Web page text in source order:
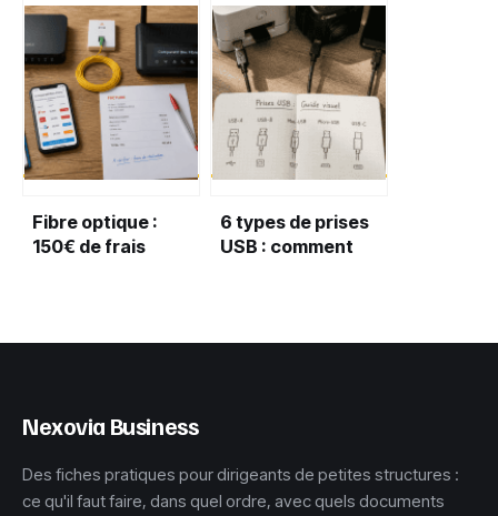
lent ? 7 réglages
cachés pour
restaurer sa
vitesse d’origine
Series 11, Ultra 3 et
SE 3 : faut-il
vraiment changer
de modèle ?
Fibre optique :
150€ de frais
surpayer
6 types de prises
USB : comment
Nexovia Business
Des fiches pratiques pour dirigeants de petites structures :
ce qu'il faut faire, dans quel ordre, avec quels documents